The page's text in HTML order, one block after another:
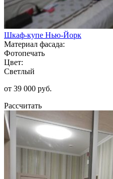
Шкаф-купе Нью-Йорк
Материал фасада:
Фотопечать
Цвет:
Светлый
от 39 000 руб.
Рассчитать